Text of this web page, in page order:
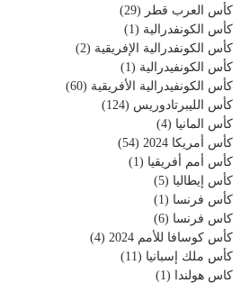
كأس العرب قطر (29)
كأس الكونفدرالية (1)
كأس الكونفدرالية الإفريقية (2)
كأس الكونفيدرالية (1)
كأس الكونفيدرالية الأفريقية (60)
كأس الليبرتادوريس (124)
كأس المانيا (4)
كأس أمريكا 2024
(54)
كأس أمم أفريقيا (1)
كأس إيطاليا (5)
كأس فرنسا (1)
كاس فرنسا (6)
كأس كوسافا للأمم 2024
(4)
كأس ملك إسبانيا (11)
كاس هولندا (1)